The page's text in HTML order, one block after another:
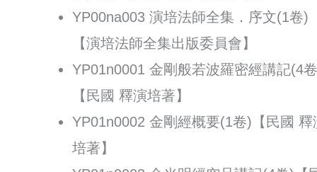
YP00na003 演培法師全集．序文(1卷)
【演培法師全集出版委員會】
YP01n0001 金剛般若波羅密經講記(4
【民國 釋演培著】
YP01n0002 金剛經概要(1卷)【民國 釋
培著】